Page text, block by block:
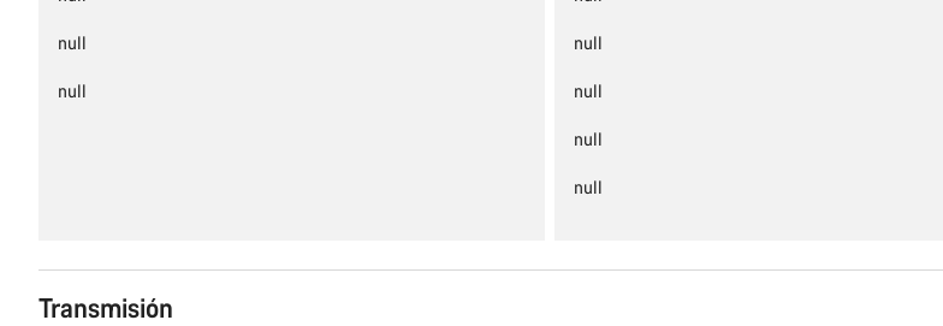
null
null
null
null
null
null
Transmisión